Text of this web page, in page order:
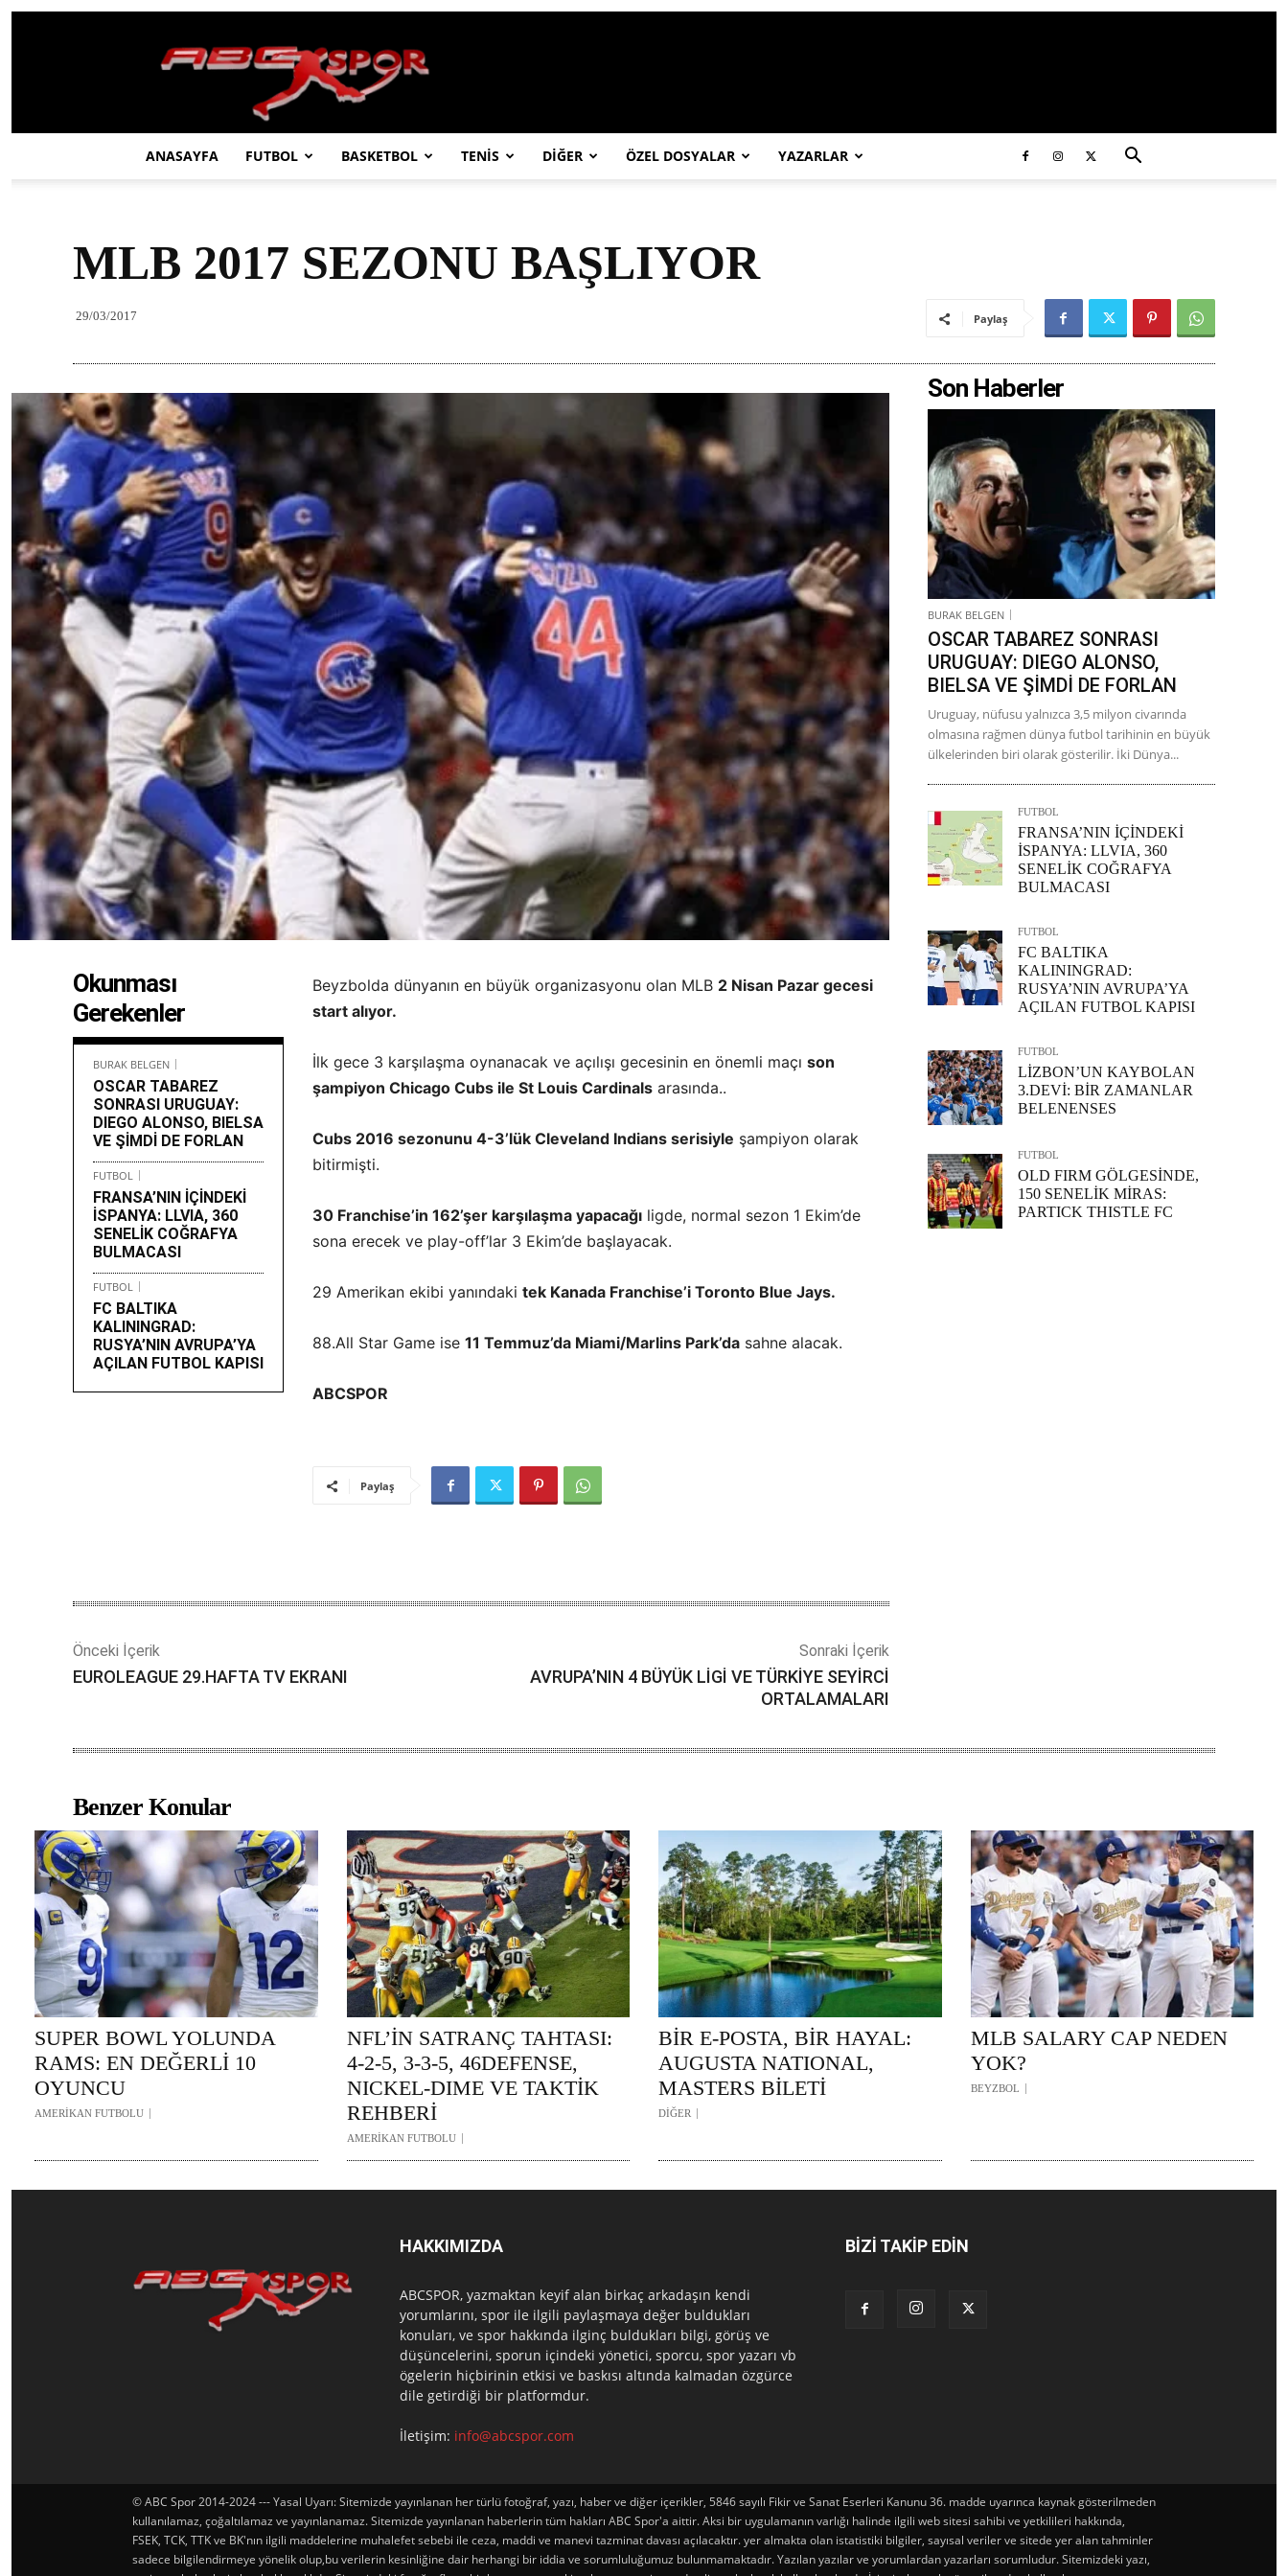
ABC
SPOR
ANASAYFA FUTBOL BASKETBOL TENİS DİĞER ÖZEL DOSYALAR YAZARLAR
MLB 2017 SEZONU BAŞLIYOR
29/03/2017 Paylaş
Okunması
Gerekenler
BURAK BELGEN
OSCAR TABAREZ
SONRASI URUGUAY:
DIEGO ALONSO, BIELSA
VE ŞİMDİ DE FORLAN
FUTBOL
FRANSA’NIN İÇİNDEKİ
İSPANYA: LLVIA, 360
SENELİK COĞRAFYA
BULMACASI
FUTBOL
FC BALTIKA
KALININGRAD:
RUSYA’NIN AVRUPA’YA
AÇILAN FUTBOL KAPISI
Beyzbolda dünyanın en büyük organizasyonu olan MLB 2 Nisan Pazar gecesi
start alıyor.
İlk gece 3 karşılaşma oynanacak ve açılışı gecesinin en önemli maçı son
şampiyon Chicago Cubs ile St Louis Cardinals arasında..
Cubs 2016 sezonunu 4-3’lük Cleveland Indians serisiyle şampiyon olarak
bitirmişti.
30 Franchise’in 162’şer karşılaşma yapacağı ligde, normal sezon 1 Ekim’de
sona erecek ve play-off’lar 3 Ekim’de başlayacak.
29 Amerikan ekibi yanındaki tek Kanada Franchise’i Toronto Blue Jays.
88.All Star Game ise 11 Temmuz’da Miami/Marlins Park’da sahne alacak.
ABCSPOR
Paylaş
Önceki İçerik
EUROLEAGUE 29.HAFTA TV EKRANI
Sonraki İçerik
AVRUPA’NIN 4 BÜYÜK LİGİ VE TÜRKİYE SEYİRCİ
ORTALAMALARI
Son Haberler
BURAK BELGEN
OSCAR TABAREZ SONRASI
URUGUAY: DIEGO ALONSO,
BIELSA VE ŞİMDİ DE FORLAN
Uruguay, nüfusu yalnızca 3,5 milyon civarında
olmasına rağmen dünya futbol tarihinin en büyük
ülkelerinden biri olarak gösterilir. İki Dünya...
FUTBOL
FRANSA’NIN İÇİNDEKİ
İSPANYA: LLVIA, 360
SENELİK COĞRAFYA
BULMACASI
FUTBOL
FC BALTIKA
KALININGRAD:
RUSYA’NIN AVRUPA’YA
AÇILAN FUTBOL KAPISI
FUTBOL
LİZBON’UN KAYBOLAN
3.DEVİ: BİR ZAMANLAR
BELENENSES
FUTBOL
OLD FIRM GÖLGESİNDE,
150 SENELİK MİRAS:
PARTICK THISTLE FC
Benzer Konular
SUPER BOWL YOLUNDA
RAMS: EN DEĞERLİ 10
OYUNCU
AMERİKAN FUTBOLU
NFL’İN SATRANÇ TAHTASI:
4-2-5, 3-3-5, 46DEFENSE,
NICKEL-DIME VE TAKTİK
REHBERİ
AMERİKAN FUTBOLU
BİR E-POSTA, BİR HAYAL:
AUGUSTA NATIONAL,
MASTERS BİLETİ
DİĞER
MLB SALARY CAP NEDEN
YOK?
BEYZBOL
HAKKIMIZDA
ABCSPOR, yazmaktan keyif alan birkaç arkadaşın kendi
yorumlarını, spor ile ilgili paylaşmaya değer buldukları
konuları, ve spor hakkında ilginç buldukları bilgi, görüş ve
düşüncelerini, sporun içindeki yönetici, sporcu, spor yazarı vb
ögelerin hiçbirinin etkisi ve baskısı altında kalmadan özgürce
dile getirdiği bir platformdur.
İletişim: info@abcspor.com
BİZİ TAKİP EDİN
© ABC Spor 2014-2024 --- Yasal Uyarı: Sitemizde yayınlanan her türlü fotoğraf, yazı, haber ve diğer içerikler, 5846 sayılı Fikir ve Sanat Eserleri Kanunu 36. madde uyarınca kaynak gösterilmeden
kullanılamaz, çoğaltılamaz ve yayınlanamaz. Sitemizde yayınlanan haberlerin tüm hakları ABC Spor'a aittir. Aksi bir uygulamanın varlığı halinde ilgili web sitesi sahibi ve yetkilileri hakkında,
FSEK, TCK, TTK ve BK'nın ilgili maddelerine muhalefet sebebi ile ceza, maddi ve manevi tazminat davası açılacaktır. yer almakta olan istatistiki bilgiler, sayısal veriler ve sitede yer alan tahminler
sadece bilgilendirmeye yönelik olup,bu verilerin kesinliğine dair herhangi bir iddia ve sorumluluğumuz bulunmamaktadır. Yazılan yazılar ve yorumlardan yazarları sorumludur. Sitemizdeki yazı,